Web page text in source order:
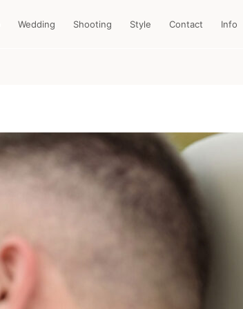
Wedding Shooting Style Contact Info